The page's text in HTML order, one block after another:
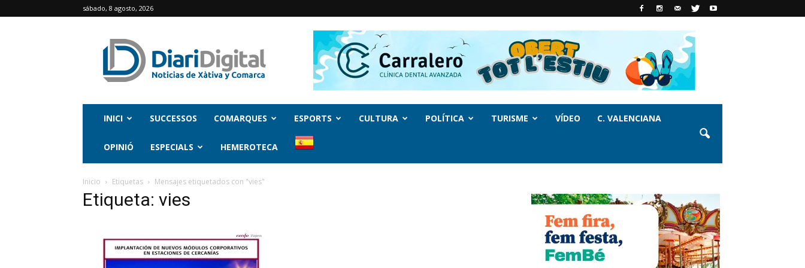
sábado, 8 agosto, 2026
INICI SUCCESSOS COMARQUES ESPORTS CULTURA POLÍTICA TURISME VÍDEO C. VALENCIANA
OPINIÓ ESPECIALS HEMEROTECA
Inicio Etiquetas Mensajes etiquetados con "vies"
Etiqueta: vies